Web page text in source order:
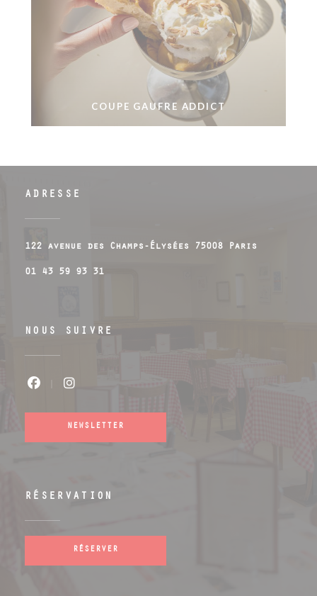
COUPE GAUFRE ADDICT
ADRESSE
122 avenue des Champs-Élysées 75008 Paris
01 43 59 93 31
NOUS SUIVRE
NEWSLETTER
RÉSERVATION
RÉSERVER